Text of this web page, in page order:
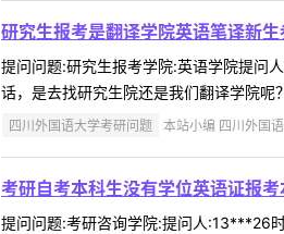
研究生报考是翻译学院英语笔译新
提问问题:研究生报考学院:英语学院提问
话，是去找研究生院还是我们翻译学院
四川外国语大学考研问题 本站小编 四川外国
考研自考本科生没有学位英语证报
提问问题:考研咨询学院:提问人:13***26